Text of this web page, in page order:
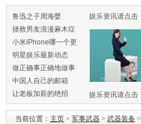
鲁迅之子周海婴
拯救男友浪漫麻木症
小米iPhone哪一个更
火
明星娱乐最新动态
做正确事正确地做事
中国人自己的邮箱
让老板加薪的绝招
娱乐资讯请点击
娱乐资讯请点击
当前位置： 主页 > 军事武器 > 武器装备 >